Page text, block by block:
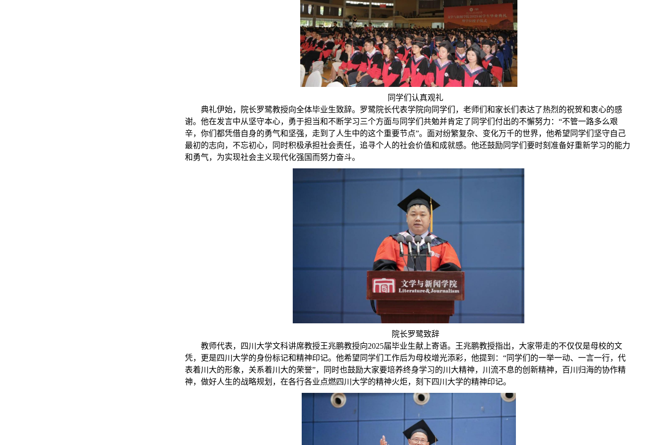
同学们认真观礼
典礼伊始，院长罗鹭教授向全体毕业生致辞。罗鹭院长代表学院向同学们，老师们和家长们表达了热烈的祝贺和衷心的感
谢。他在发言中从坚守本心，勇于担当和不断学习三个方面与同学们共勉并肯定了同学们付出的不懈努力：“不管一路多么艰
辛，你们都凭借自身的勇气和坚强，走到了人生中的这个重要节点”。面对纷繁复杂、变化万千的世界，他希望同学们坚守自己
最初的志向，不忘初心，同时积极承担社会责任，追寻个人的社会价值和成就感。他还鼓励同学们要时刻准备好重新学习的能力
和勇气，为实现社会主义现代化强国而努力奋斗。
院长罗鹭致辞
教师代表，四川大学文科讲席教授王兆鹏教授向2025届毕业生献上寄语。王兆鹏教授指出，大家带走的不仅仅是母校的文
凭，更是四川大学的身份标记和精神印记。他希望同学们工作后为母校增光添彩，他提到：“同学们的一举一动、一言一行，代
表着川大的形象，关系着川大的荣誉”，同时也鼓励大家要培养终身学习的川大精神，川流不息的创新精神，百川归海的协作精
神，做好人生的战略规划，在各行各业点燃四川大学的精神火炬，刻下四川大学的精神印记。